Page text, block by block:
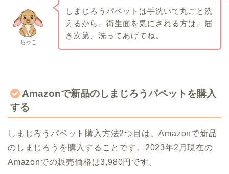
ちゃこ
しまじろうパペットは手洗いで丸ごと洗
えるから、衛生面を気にされる方は、届
き次第、洗ってあげてね。
Amazonで新品のしまじろうパペットを購入
する
しまじろうパペット購入方法2つ目は、Amazonで新品
のしまじろうを購入することです。2023年2月現在の
Amazonでの販売価格は3,980円です。